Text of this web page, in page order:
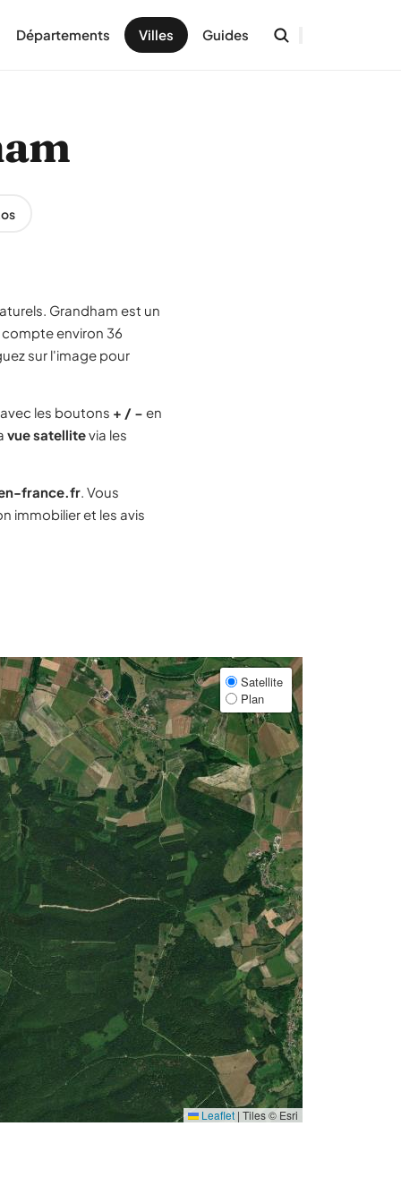
Départements Villes Guides
Grandham est un
environ 36
sur l'image pour
les boutons + / − en
vue satellitevia les
france.fr. Vous
immobilier et les avis
Satellite
Plan
Leaflet | Tiles © Esri